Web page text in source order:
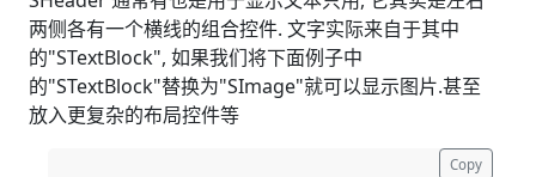
两侧各有一个横线的组合控件. 文字实际来自于其中
的"STextBlock", 如果我们将下面例子中
的"STextBlock"替换为"SImage"就可以显示图片.甚至
放入更复杂的布局控件等
Copy